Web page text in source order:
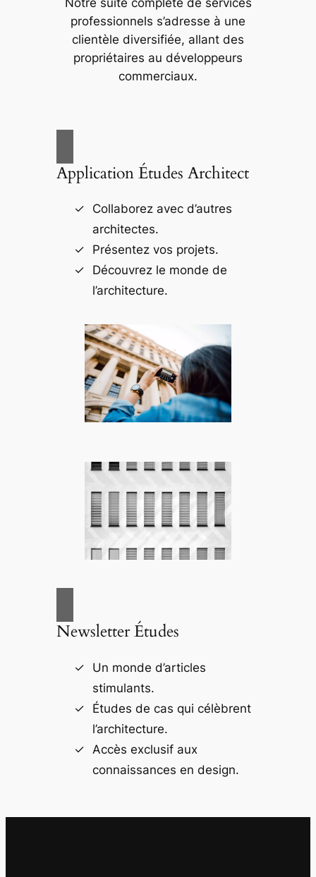
Notre suite complète de services
professionnels s’adresse à une
clientèle diversifiée, allant des
propriétaires au développeurs
commerciaux.
Application Études Architect
Collaborez avec d’autres
architectes.
Présentez vos projets.
Découvrez le monde de
l’architecture.
Newsletter Études
Un monde d’articles
stimulants.
Études de cas qui célèbrent
l’architecture.
Accès exclusif aux
connaissances en design.